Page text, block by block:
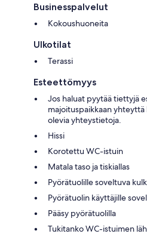
Businesspalvelut
Kokoushuoneita
Ulkotilat
Terassi
Esteettömyys
Jos haluat pyytää tiettyjä
majoituspaikkaan yhteyttä
olevia yhteystietoja.
Hissi
Korotettu WC-istuin
Matala taso ja tiskiallas
Pyörätuolille soveltuva
Pyörätuolin käyttäjille
Pääsy pyörätuolilla
Tukitanko WC-istuimen